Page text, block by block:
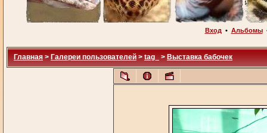
Вход • Альбомы
Главная > Галереи пользователей > tag_ > Выставка бабочек